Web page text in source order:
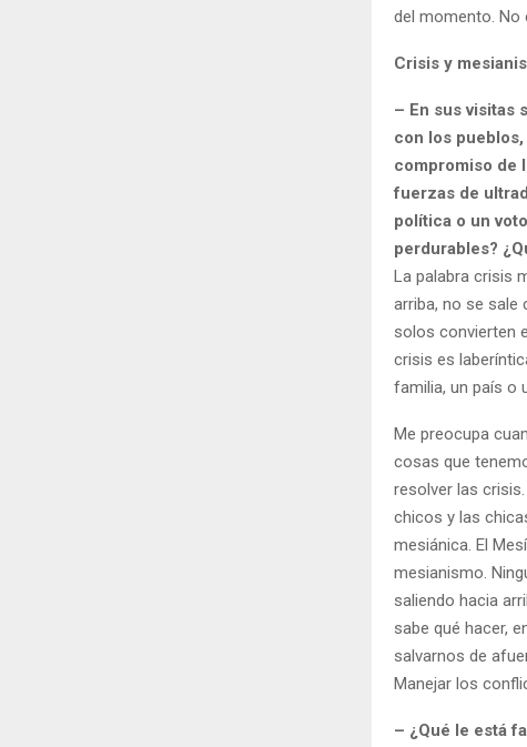
del momento. No
Crisis y
– En sus visitas
con los
compromiso de
fuerzas de
política o un
perdurables?
La palabra crisis
arriba, no se sale
solos convierten
crisis es
familia, un país o
Me preocupa
cosas que
resolver las
chicos y las
mesiánica. El
mesianismo.
saliendo hacia
sabe qué hacer,
salvarnos de
Manejar los
– ¿Qué le está